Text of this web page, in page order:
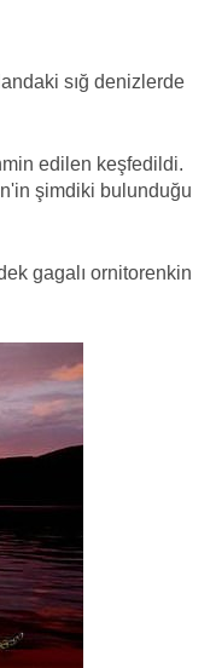
sığ denizlerde
edilen keşfedildi.
şimdiki bulunduğu
gagalı ornitorenkin